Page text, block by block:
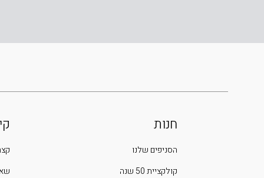
חנות
הסניפים שלנו
קולקציית 50 שנה